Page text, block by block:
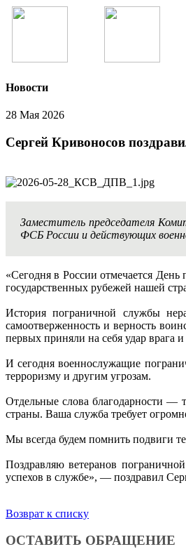
Новости
28 Мая 2026
Сергей Кривоносов
Заместитель председателя
ФСБ России и действующих
«Сегодня в России отмечается
государственных рубежей нашей
История пограничной службы
самоотверженность и верность
первых приняли на себя удар врага
И сегодня военнослужащие
терроризму и другим угрозам.
Отдельные слова благодарности —
страны. Ваша служба требует
Мы всегда будем помнить подвиги
Поздравляю ветеранов
успехов в службе», — поздравил
Возврат к списку
ОСТАВИТЬ ОБРАЩЕНИЕ